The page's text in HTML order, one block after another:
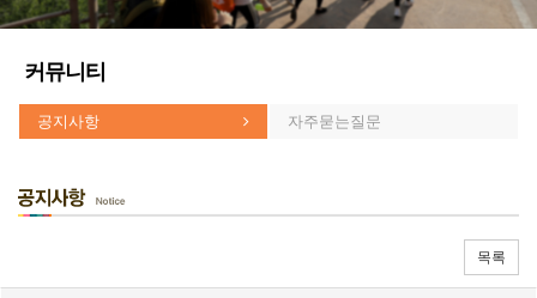
커뮤니티
공지사항 자주묻는질문
목록